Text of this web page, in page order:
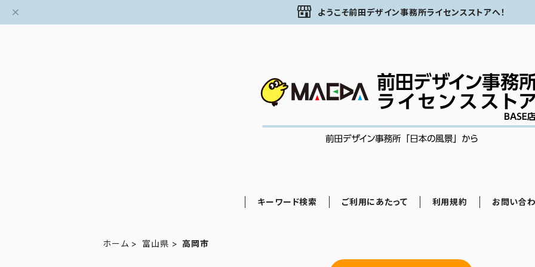
ようこそ前田デザイン事務所ライセンスストアへ！
キーワード検索 ご利用にあたって 利用規約 お問い合
ホーム 富山県 高岡市